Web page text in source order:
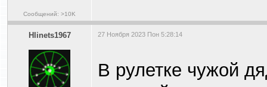
Сообщений: >10K
Hlinets1967 27 Ноября 2023 Пон 5:28:14
В рулетке чужой